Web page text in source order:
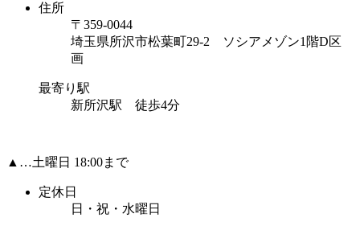
住所
〒359-0044
埼玉県所沢市松葉町29-2 ソシアメゾン1階D区
画
最寄り駅
新所沢駅 徒歩4分
▲…土曜日 18:00まで
定休日
日・祝・水曜日